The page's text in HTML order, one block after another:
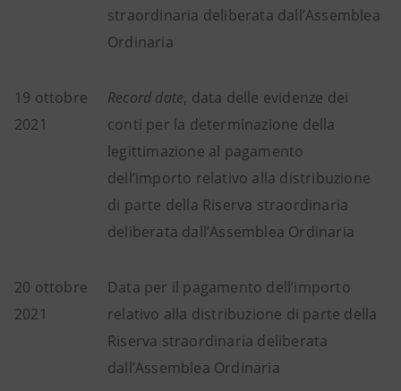
straordinaria deliberata dall’Assemblea
Ordinaria
19 ottobre
2021
Record date, data delle evidenze dei
conti per la determinazione della
legittimazione al pagamento
dell’importo relativo alla distribuzione
di parte della Riserva straordinaria
deliberata dall’Assemblea Ordinaria
20 ottobre
2021
Data per il pagamento dell’importo
relativo alla distribuzione di parte della
Riserva straordinaria deliberata
dall’Assemblea Ordinaria